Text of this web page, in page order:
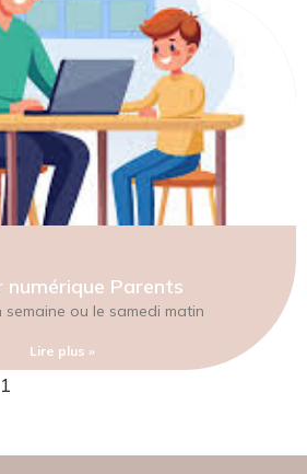
numérique Parents
semaine ou le samedi matin
Lire plus »
1